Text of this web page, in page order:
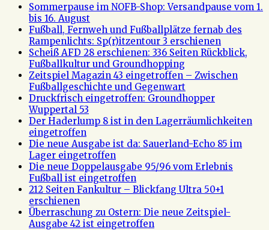
Sommerpause im NOFB-Shop: Versandpause vom 1.
bis 16. August
Fußball, Fernweh und Fußballplätze fernab des
Rampenlichts: Sp(r)itzentour 3 erschienen
Scheiß AFD 28 erschienen: 336 Seiten Rückblick,
Fußballkultur und Groundhopping
Zeitspiel Magazin 43 eingetroffen – Zwischen
Fußballgeschichte und Gegenwart
Druckfrisch eingetroffen: Groundhopper
Wuppertal 53
Der Haderlump 8 ist in den Lagerräumlichkeiten
eingetroffen
Die neue Ausgabe ist da: Sauerland-Echo 85 im
Lager eingetroffen
Die neue Doppelausgabe 95/96 vom Erlebnis
Fußball ist eingetroffen
212 Seiten Fankultur – Blickfang Ultra 50+1
erschienen
Überraschung zu Ostern: Die neue Zeitspiel-
Ausgabe 42 ist eingetroffen